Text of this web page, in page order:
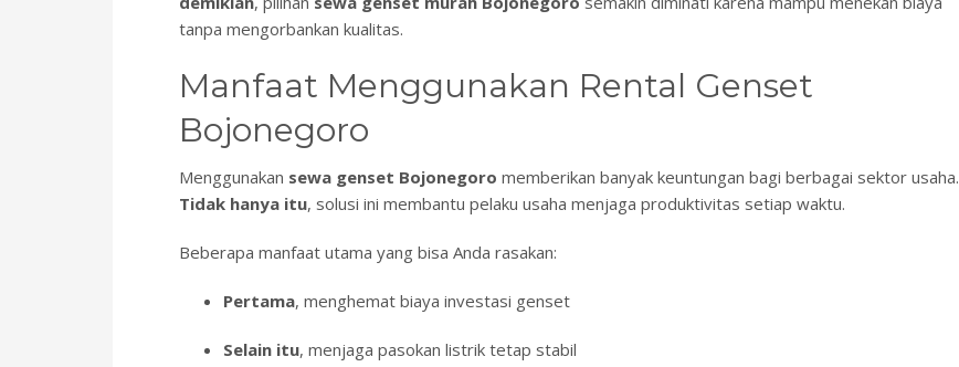
tanpa mengorbankan kualitas.
Manfaat Menggunakan Rental Genset
Bojonegoro
Menggunakan sewa genset Bojonegoro memberikan banyak keuntungan bagi berbagai sektor usaha.
Tidak hanya itu, solusi ini membantu pelaku usaha menjaga produktivitas setiap waktu.
Beberapa manfaat utama yang bisa Anda rasakan:
Pertama, menghemat biaya investasi genset
Selain itu, menjaga pasokan listrik tetap stabil